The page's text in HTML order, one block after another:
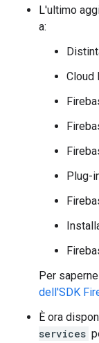
L'ultimo
a:
Cloud
Plug-
Per
dell'SDK
È ora
services